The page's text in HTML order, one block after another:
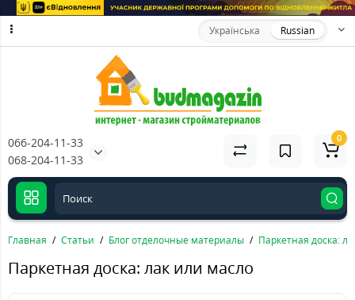
Українська Russian
066-204-11-33
068-204-11-33
0
Главная Статьи Блог отделочные материалы Паркетная доска:
Паркетная доска: лак или масло